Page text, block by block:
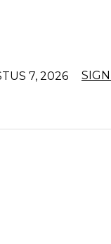
7, 2026